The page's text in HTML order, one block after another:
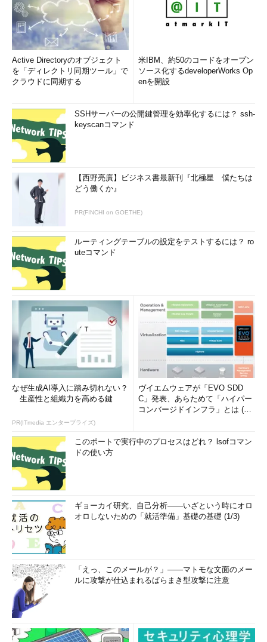
Active Directoryのオブジェクト
を「ディレクトリ同期ツール」で
クラウドに同期する
米IBM、約50のコードをオープン
ソース化するdeveloperWorks Op
enを開設
SSHサーバーの公開鍵管理を効率化するには？ ssh-
keyscanコマンド
【西野亮廣】ビジネス書最新刊『北極星 僕たちは
どう働くか』
PR(FINCHI on GOETHE)
ルーティングテーブルの設定をテストするには？ ro
uteコマンド
なぜ生成AI導入に踏み切れない？
生産性と組織力を高める鍵
PR(ITmedia エンタープライズ)
ヴイエムウェアが「EVO SDD
C」発表、あらためて「ハイパー
コンバージドインフラ」とは (1/
このポートで実行中のプロセスはどれ？ lsofコマン
ドの使い方
ギョーカイ研究、自己分析――いざという時にオロ
オロしないための「就活準備」基礎の基礎 (1/3)
「えっ、このメールが？」――マトモな文面のメー
ルに攻撃が仕込まれるばらまき型攻撃に注意